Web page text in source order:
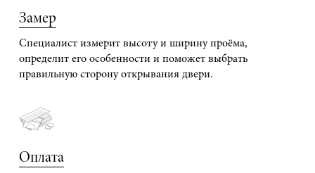
Замер
Специалист измерит высоту и ширину проёма,
определит его особенности и поможет выбрать
правильную сторону открывания двери.
Оплата